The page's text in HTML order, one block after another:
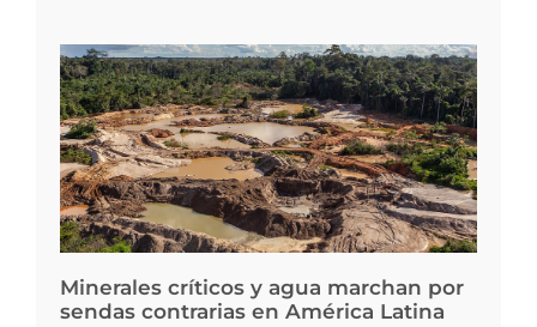
Minerales críticos y agua marchan por
sendas contrarias en América Latina